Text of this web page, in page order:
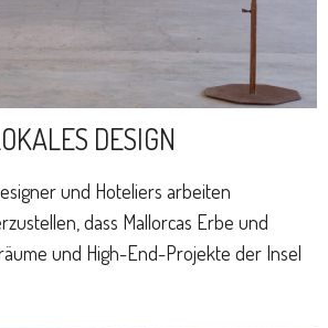
DESIGN
und Hoteliers arbeiten
dass Mallorcas Erbe und
und High-End-Projekte der Insel